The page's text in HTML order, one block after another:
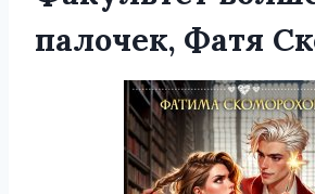
палочек, Фатя